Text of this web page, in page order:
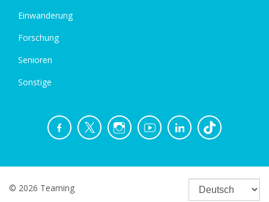
Einwanderung
Forschung
Senioren
Sonstige
© 2026 Teaming